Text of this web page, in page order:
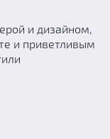
и дизайном,
и приветливым